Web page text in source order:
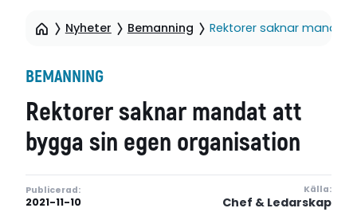
Nyheter Bemanning Rektorer saknar
BEMANNING
Rektorer saknar mandat att
bygga sin egen organisation
Publicerad:
2021-11-10
Källa:
Chef & Ledarskap